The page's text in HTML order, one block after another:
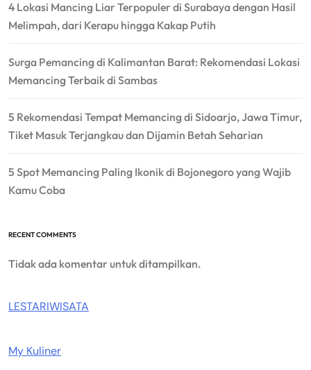
4 Lokasi Mancing Liar Terpopuler di Surabaya dengan Hasil
Melimpah, dari Kerapu hingga Kakap Putih
Surga Pemancing di Kalimantan Barat: Rekomendasi Lokasi
Memancing Terbaik di Sambas
5 Rekomendasi Tempat Memancing di Sidoarjo, Jawa Timur,
Tiket Masuk Terjangkau dan Dijamin Betah Seharian
5 Spot Memancing Paling Ikonik di Bojonegoro yang Wajib
Kamu Coba
RECENT COMMENTS
Tidak ada komentar untuk ditampilkan.
LESTARIWISATA
My Kuliner